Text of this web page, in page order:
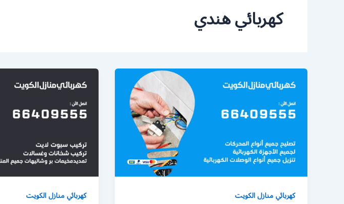
كهربائي هندي
كهربائي منازل الكويت كهربائي منازل الكويت